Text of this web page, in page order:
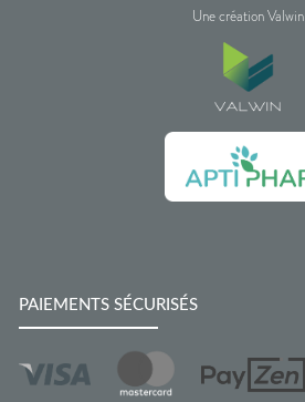
Une création Valwin
PAIEMENTS SÉCURISÉS